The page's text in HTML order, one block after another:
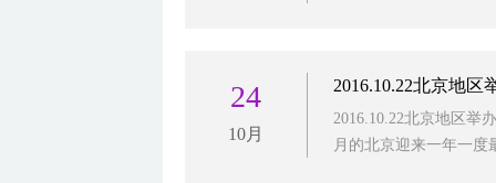
24
10月
2016.10.22北京地区
2016.10.22北京地区举
月的北京迎来一年一度